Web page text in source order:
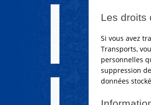
Les droits
Si vous avez
Transports,
personnelles
suppression
données